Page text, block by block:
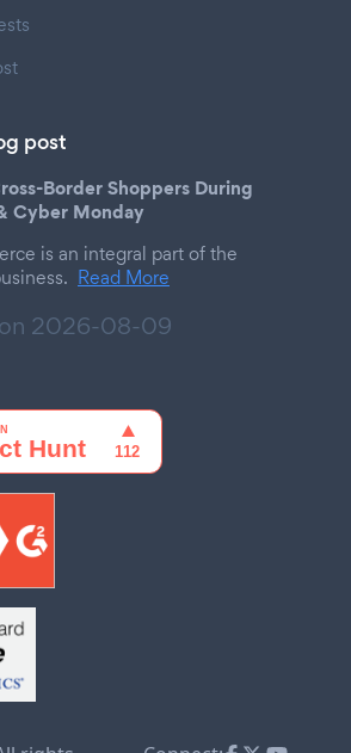
post
Border Shoppers During
Cyber Monday
is an integral part of the
Read More
2026-08-09